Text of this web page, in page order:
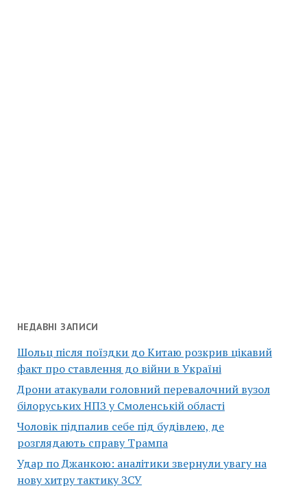
НЕДАВНІ ЗАПИСИ
Шольц після поїздки до Китаю розкрив цікавий
факт про ставлення до війни в Україні
Дрони атакували головний перевалочний вузол
білоруських НПЗ у Смоленській області
Чоловік підпалив себе під будівлею, де
розглядають справу Трампа
Удар по Джанкою: аналітики звернули увагу на
нову хитру тактику ЗСУ